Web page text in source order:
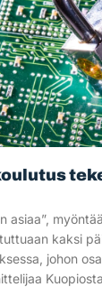
asiaa”,
kaksi
johon